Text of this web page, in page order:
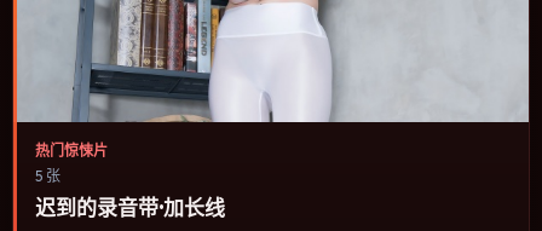
热门惊悚片
5 张
迟到的录音带·加长线